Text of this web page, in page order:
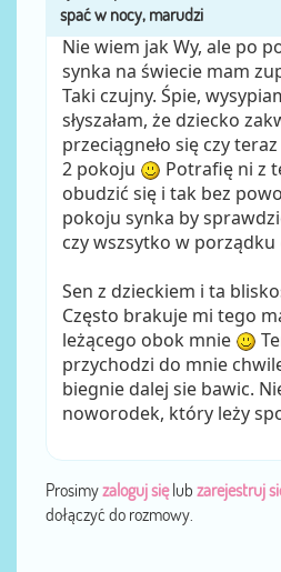
Nie wiem jak Wy, ale po
synka na świecie mam
Taki czujny. Śpie,
słyszałam, że dziecko
przeciągneło się czy teraz
2 pokoju
Potrafię ni z
obudzić się i tak bez
pokoju synka by
czy wszsytko w porządku
Sen z dzieckiem i ta
Często brakuje mi tego
leżącego obok mnie
przychodzi do mnie
biegnie dalej sie bawic.
noworodek, który leży
Prosimyzaloguj sięlub zarejestruj
dołączyć do rozmowy.